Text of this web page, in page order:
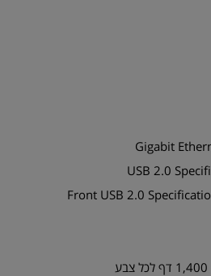
USB 2.0
Front USB 2.0